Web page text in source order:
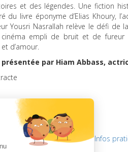
et des légendes. Une fiction
du livre éponyme d’Elias Khoury,
Yousri Nasrallah relève le défi
empli de bruit et de fureur
d’amour.
présentée par Hiam Abbass,
25 février 2017, 17h00 Infos